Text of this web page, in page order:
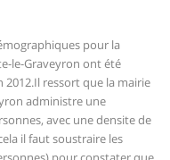
pour la
le-Graveyron ont été
2012.Il ressort que la mairie
administre une
avec une densite de
il faut soustraire les